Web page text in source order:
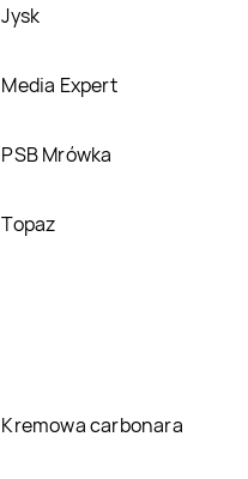
Jysk
Media Expert
PSB Mrówka
Topaz
Kremowa carbonara